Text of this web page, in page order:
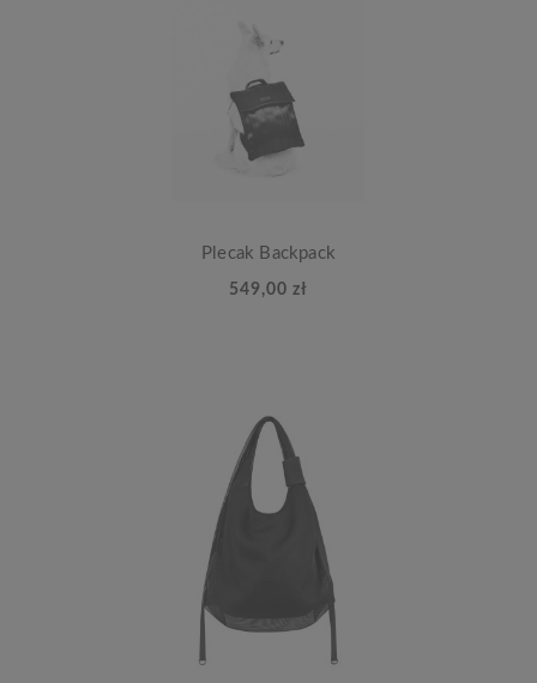
Plecak Backpack
549,00 zł